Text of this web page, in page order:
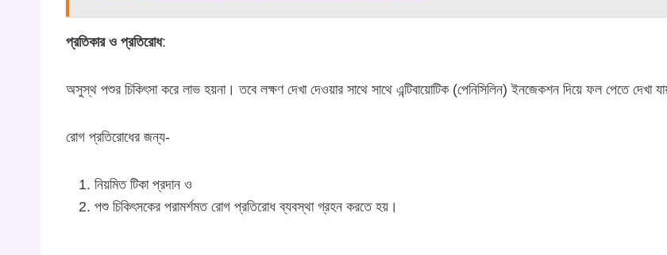
প্রতিকার ও প্রতিরোধ:
অসুস্থ পশুর চিকিৎসা করে লাভ হয়না। তবে লক্ষণ দেখা দেওয়ার সাথে সাথে এন্টিবায়ােটিক (পেনিসিলিন) ইনজেকশন দিয়ে ফল পেতে দেখা
রোগ প্রতিরোধের জন্য-
নিয়মিত টিকা প্রদান ও
পশু চিকিৎসকের পরামর্শমত রোগ প্রতিরোধ ব্যবস্থা গ্রহন করতে হয়।